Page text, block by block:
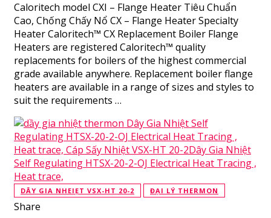
Caloritech model CXI – Flange Heater Tiêu Chuẩn
Cao, Chống Chấy Nổ CX – Flange Heater Specialty
Heater Caloritech™ CX Replacement Boiler Flange
Heaters are registered Caloritech™ quality
replacements for boilers of the highest commercial
grade available anywhere. Replacement boiler flange
heaters are available in a range of sizes and styles to
suit the requirements …
DÂY GIA NHEIẸT VSX-HT 20-2 ĐẠI LÝ THERMON
Share